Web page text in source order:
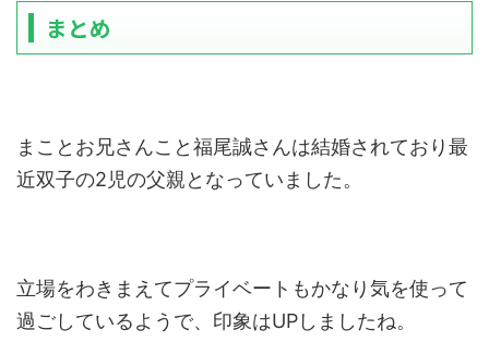
まとめ
まことお兄さんこと福尾誠さんは結婚されており最
近双子の2児の父親となっていました。
立場をわきまえてプライベートもかなり気を使って
過ごしているようで、印象はUPしましたね。